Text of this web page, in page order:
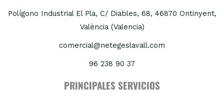
Polígono Industrial El Pla, C/ Diables, 68, 46870 Ontinyent,
València (Valencia)
comercial@netegeslavall.com
96 238 90 37
PRINCIPALES SERVICIOS